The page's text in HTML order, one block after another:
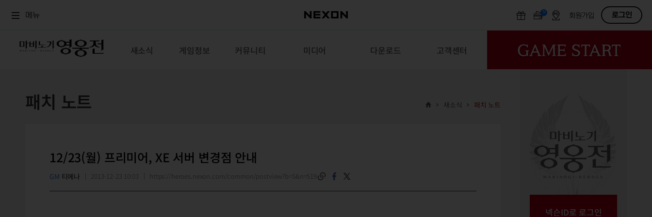
메뉴 N OFF회원가입 로그인
새소식 게임정보 커뮤니티 미디어 다운로드 고객센터
패치 노트 새소식 패치 노트
12/23(월) 프리미어, XE 서버 변경점 안내
GM 티에나
넥슨ID로 로그인